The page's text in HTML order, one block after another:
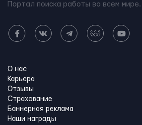
Портал поиска работы во всем мире.
О нас
Карьера
Отзывы
Страхование
Баннерная реклама
Наши награды